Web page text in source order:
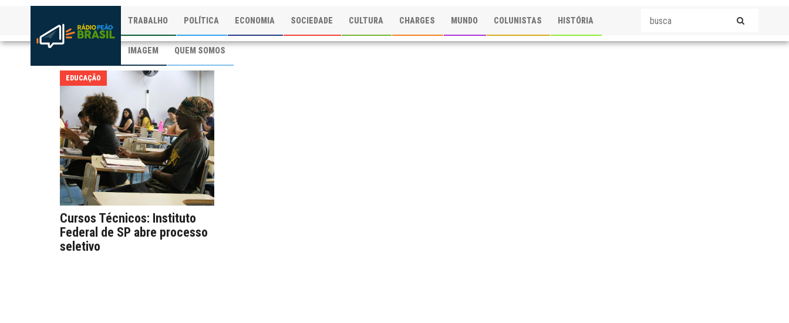
TRABALHO POLÍTICA ECONOMIA SOCIEDADE CULTURA CHARGES MUNDO COLUNISTAS HISTÓRIA
IMAGEM QUEM SOMOS
EDUCAÇÃO
Cursos Técnicos: Instituto
Federal de SP abre processo
seletivo